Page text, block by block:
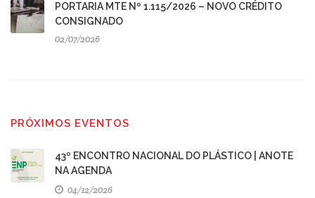
PORTARIA MTE Nº 1.115/2026 – NOVO CRÉDITO
CONSIGNADO
02/07/2026
PRÓXIMOS EVENTOS
43º ENCONTRO NACIONAL DO PLÁSTICO | ANOTE
NA AGENDA
04/12/2026